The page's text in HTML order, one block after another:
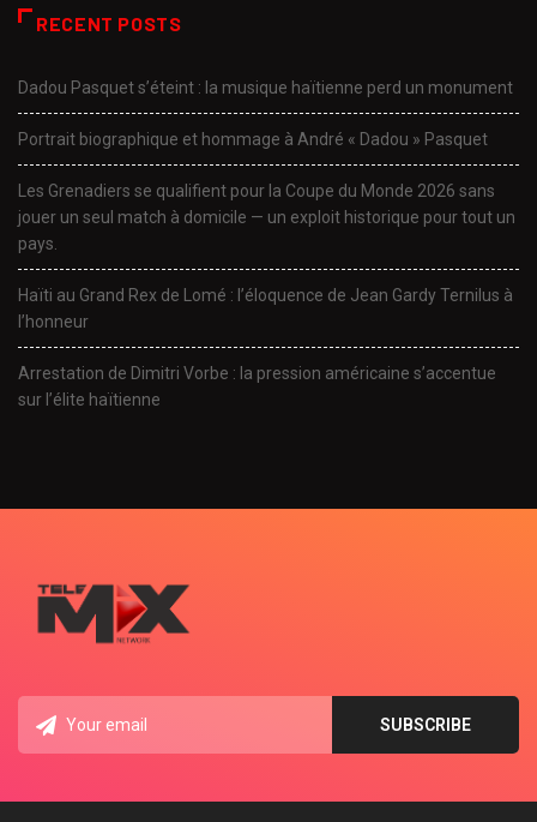
RECENT POSTS
Dadou Pasquet s’éteint : la musique haïtienne perd un monument
Portrait biographique et hommage à André « Dadou » Pasquet
Les Grenadiers se qualifient pour la Coupe du Monde 2026 sans
jouer un seul match à domicile — un exploit historique pour tout un
pays.
Haïti au Grand Rex de Lomé : l’éloquence de Jean Gardy Ternilus à
l’honneur
Arrestation de Dimitri Vorbe : la pression américaine s’accentue
sur l’élite haïtienne